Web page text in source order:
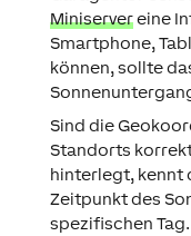
Miniservereine
Smartphone,
können, sollte
Sind die
Standorts
hinterlegt, kennt
Zeitpunkt des
spezifischen Tag.